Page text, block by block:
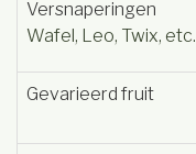
Versnaperingen
Wafel, Leo, Twix, etc.
Gevarieerd fruit